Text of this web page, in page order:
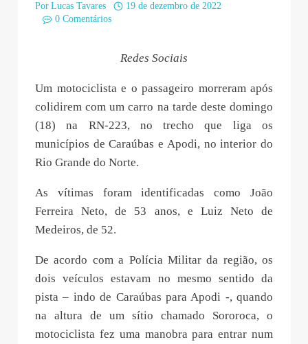
Por Lucas Tavares
19 de dezembro de 2022
0 Comentários
Redes Sociais
Um motociclista e o passageiro morreram após
colidirem com um carro na tarde deste domingo
(18) na RN-223, no trecho que liga os
municípios de Caraúbas e Apodi, no interior do
Rio Grande do Norte.
As vítimas foram identificadas como João
Ferreira Neto, de 53 anos, e Luiz Neto de
Medeiros, de 52.
De acordo com a Polícia Militar da região, os
dois veículos estavam no mesmo sentido da
pista – indo de Caraúbas para Apodi -, quando
na altura de um sítio chamado Sororoca, o
motociclista fez uma manobra para entrar num